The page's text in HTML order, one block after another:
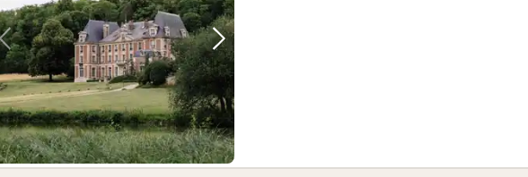
Vorheriges Bild Nächstes Bild